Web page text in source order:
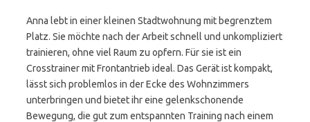
Anna lebt in einer kleinen Stadtwohnung mit begrenztem
Platz. Sie möchte nach der Arbeit schnell und unkompliziert
trainieren, ohne viel Raum zu opfern. Für sie ist ein
Crosstrainer mit Frontantrieb ideal. Das Gerät ist kompakt,
lässt sich problemlos in der Ecke des Wohnzimmers
unterbringen und bietet ihr eine gelenkschonende
Bewegung, die gut zum entspannten Training nach einem